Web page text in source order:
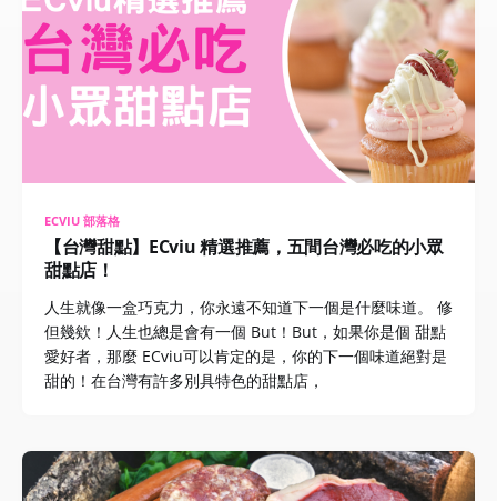
ECVIU 部落格
【台灣甜點】ECviu 精選推薦，五間台灣必吃的小眾
甜點店！
人生就像一盒巧克力，你永遠不知道下一個是什麼味道。 修
但幾欸！人生也總是會有一個 But！But，如果你是個 甜點
愛好者，那麼 ECviu可以肯定的是，你的下一個味道絕對是
甜的！在台灣有許多別具特色的甜點店，